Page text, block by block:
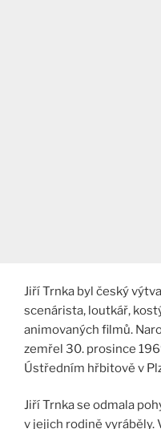
Jiří Trnka byl český
scenárista, loutkář,
animovaných filmů.
zemřel 30. prosince
Ústředním hřbitově v
Jiří Trnka se odmala
v jejich rodině vyráběly.